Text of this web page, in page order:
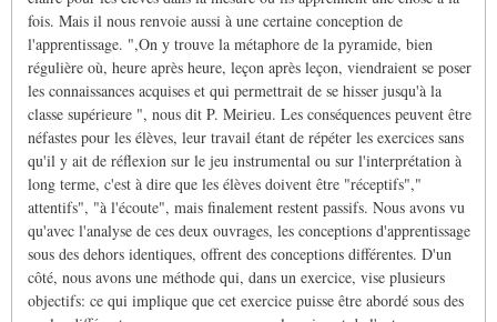
fois. Mais il nous renvoie aussi à une certaine conception de
l'apprentissage. ",On y trouve la métaphore de la pyramide, bien
régulière où, heure après heure, leçon après leçon, viendraient se poser
les connaissances acquises et qui permettrait de se hisser jusqu'à la
classe supérieure ", nous dit P. Meirieu. Les conséquences peuvent être
néfastes pour les élèves, leur travail étant de répéter les exercices sans
qu'il y ait de réflexion sur le jeu instrumental ou sur l'interprétation à
long terme, c'est à dire que les élèves doivent être "réceptifs","
attentifs", "à l'écoute", mais finalement restent passifs. Nous avons vu
qu'avec l'analyse de ces deux ouvrages, les conceptions d'apprentissage
sous des dehors identiques, offrent des conceptions différentes. D'un
côté, nous avons une méthode qui, dans un exercice, vise plusieurs
objectifs: ce qui implique que cet exercice puisse être abordé sous des